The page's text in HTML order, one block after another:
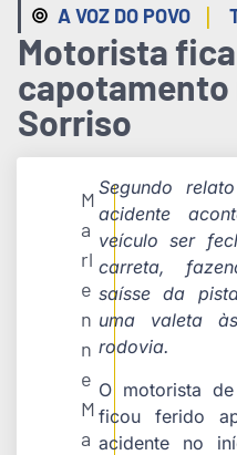
A VOZ DO POVO |
Motorista
capotamento
Sorriso
M
a
rl
e
n
n
e
M
a
Segundo
acidente
veículo ser
carreta,
saísse da
uma valeta
rodovia.
O motorista
ficou ferido
acidente no